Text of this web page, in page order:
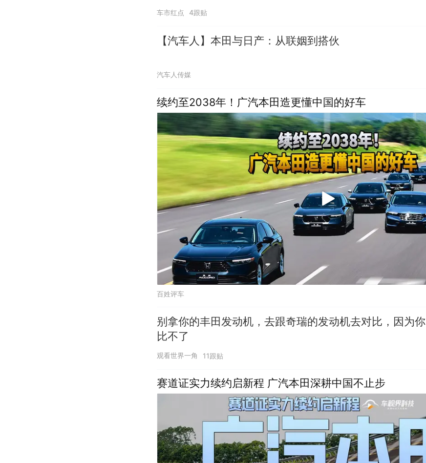
车市红点 4跟贴
【汽车人】本田与日产：从联姻到搭伙
汽车人传媒
续约至2038年！广汽本田造更懂中国的好车
百姓评车
别拿你的丰田发动机，去跟奇瑞的发动机去对比，因为你
比不了
观看世界一角 11跟贴
赛道证实力续约启新程 广汽本田深耕中国不止步